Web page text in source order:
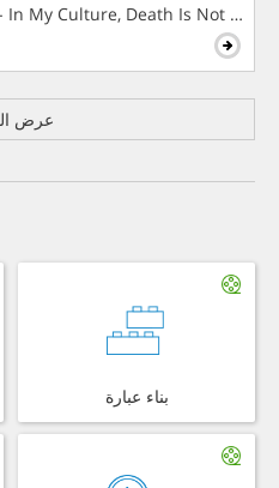
In My Culture, Death Is Not The
عرض
بناء عبارة